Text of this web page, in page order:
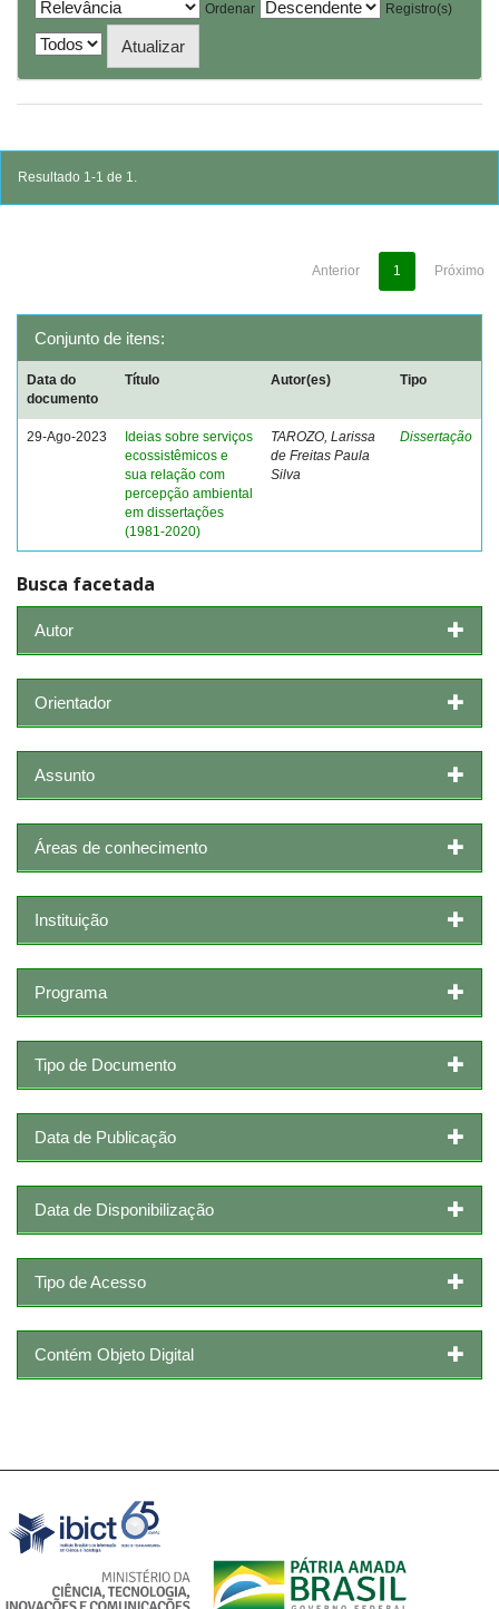
Ordenar
Registro(s)
Resultado 1-1 de 1.
Anterior 1 Próximo
Conjunto de itens:
Data do
documento
Título Autor(es) Tipo
29-Ago-2023
Ideias sobre serviços
ecossistêmicos e
sua relação com
percepção ambiental
em dissertações
(1981-2020)
TAROZO, Larissa
de Freitas Paula
Silva
Dissertação
Busca facetada
Autor
Orientador
Assunto
Áreas de conhecimento
Instituição
Programa
Tipo de Documento
Data de Publicação
Data de Disponibilização
Tipo de Acesso
Contém Objeto Digital